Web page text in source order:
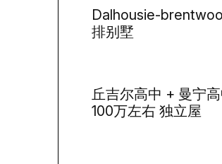
Dalhousie-
排别墅
丘吉尔高中 + 曼宁
100万左右 独立屋